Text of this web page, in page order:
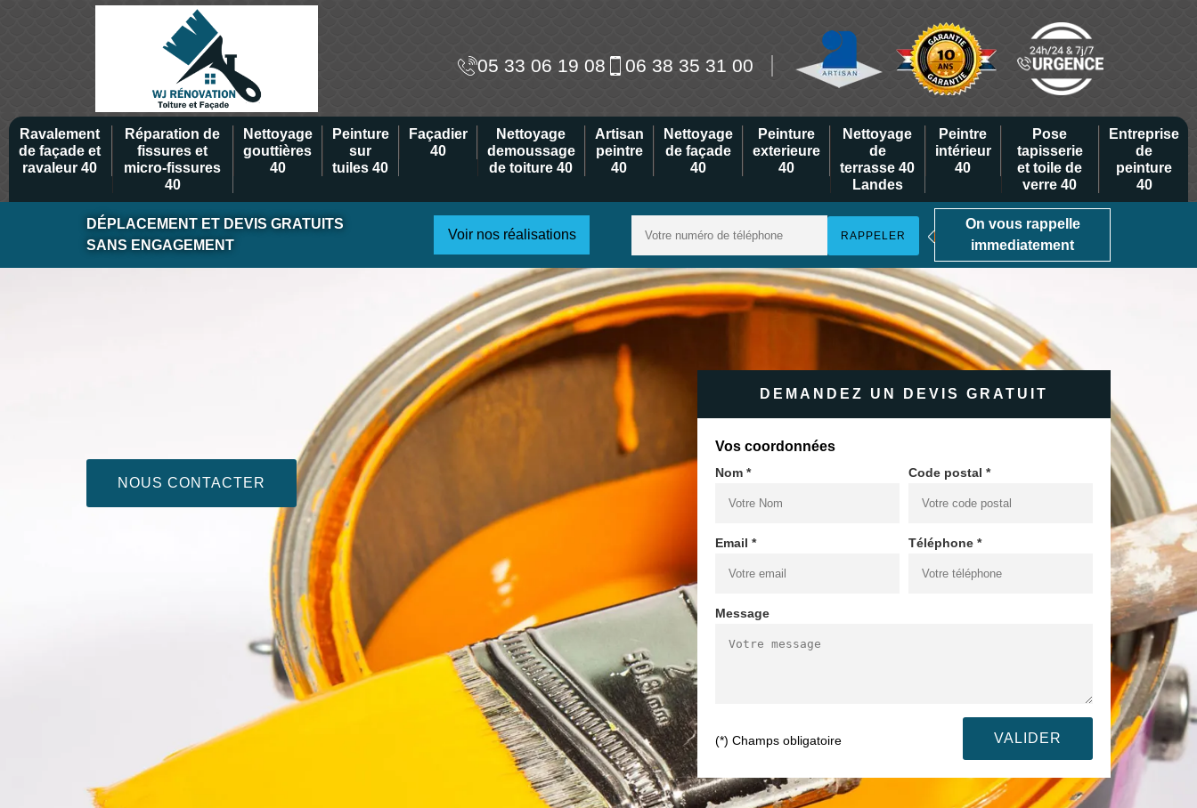
05 33 06 19 08 06 38 35 31 00
Ravalement
de façade et
ravaleur 40
Réparation de
fissures et
micro-fissures
40
Nettoyage
gouttières
40
Peinture
sur
tuiles 40
Façadier
40
Nettoyage
demoussage
de toiture 40
Artisan
peintre
40
Nettoyage
de façade
40
Peinture
exterieure
40
Nettoyage
de
terrasse 40
Landes
Peintre
intérieur
40
Pose
tapisserie
et toile de
verre 40
Entreprise
de
peinture
40
DÉPLACEMENT ET DEVIS GRATUITS
SANS ENGAGEMENT
Voir nos réalisations
On vous rappelle
immediatement
NOUS CONTACTER
DEMANDEZ UN DEVIS GRATUIT
Vos coordonnées
Nom * Code postal *
Email * Téléphone *
Message
(*) Champs obligatoire